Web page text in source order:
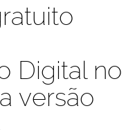
Digital no
versão